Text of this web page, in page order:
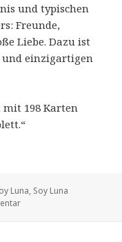
und typischen
Freunde,
Liebe. Dazu ist
und einzigartigen
198 Karten
Luna, Soy Luna
zu Kurz-Vorstellung: